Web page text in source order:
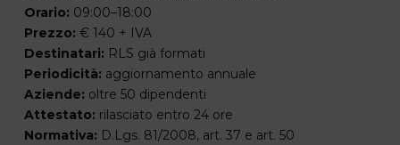
Orario: 09:00–18:00
Prezzo: € 140 + IVA
Destinatari: RLS già formati
Periodicità: aggiornamento annuale
Aziende: oltre 50 dipendenti
Attestato: rilasciato entro 24 ore
Normativa: D.Lgs. 81/2008, art. 37 e art. 50